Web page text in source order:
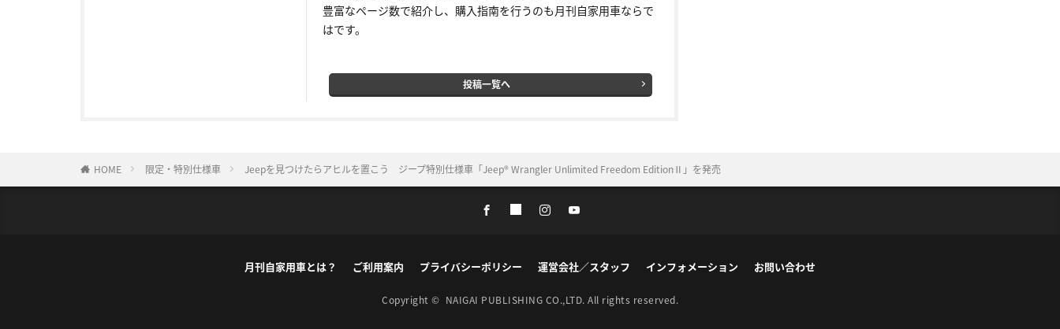
豊富なページ数で紹介し、購入指南を行うのも月刊自家用車ならで
はです。
投稿一覧へ
HOME 限定・特別仕様車 Jeepを見つけたらアヒルを置こう ジープ特別仕様車「Jeep® Wrangler Unlimited Freedom EditionⅡ」を発売
月刊自家用車とは？ ご利用案内 プライバシーポリシー 運営会社／スタッフ インフォメーション お問い合わせ
Copyright © NAIGAI PUBLISHING CO.,LTD. All rights reserved.